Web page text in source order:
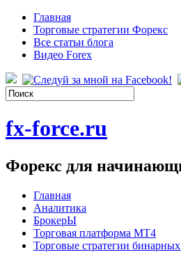
Главная
Торговые стратегии Форекс
Все статьи блога
Видео Forex
fx-force.ru
Форекс для
Главная
Аналитика
БрокерЫ
Торговая платформа МТ4
Торговые стратегии